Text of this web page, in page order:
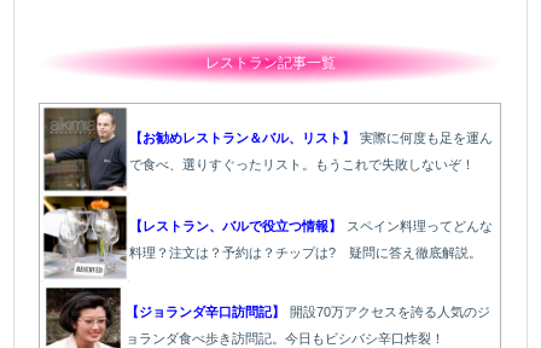
レストラン記事一覧
【お勧めレストラン＆バル、リスト】
実際に何度も足を運ん
で食べ、選りすぐったリスト。もうこれで失敗しないぞ！
【レストラン、バルで役立つ情報】
スペイン料理ってどんな
料理？注文は？予約は？チップは? 疑問に答え徹底解説。
【ジョランダ辛口訪問記】
開設70万アクセスを誇る人気のジ
ョランダ食べ歩き訪問記。今日もビシバシ辛口炸裂！